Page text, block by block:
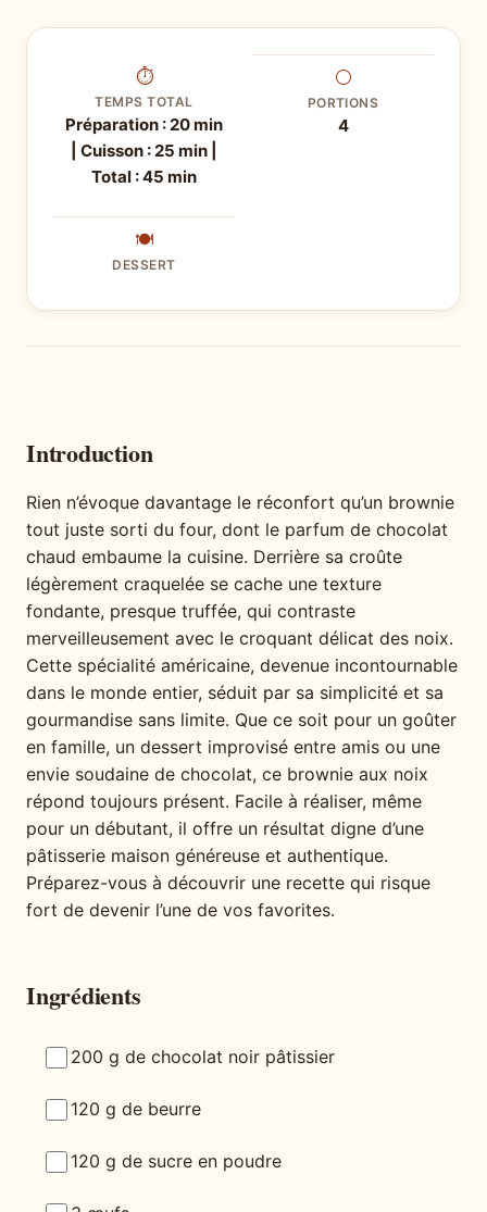
⏱
TEMPS TOTAL
Préparation : 20 min
| Cuisson : 25 min |
Total : 45 min
⚪
PORTIONS
4
🍽
DESSERT
Introduction
Rien n’évoque davantage le réconfort qu’un brownie
tout juste sorti du four, dont le parfum de chocolat
chaud embaume la cuisine. Derrière sa croûte
légèrement craquelée se cache une texture
fondante, presque truffée, qui contraste
merveilleusement avec le croquant délicat des noix.
Cette spécialité américaine, devenue incontournable
dans le monde entier, séduit par sa simplicité et sa
gourmandise sans limite. Que ce soit pour un goûter
en famille, un dessert improvisé entre amis ou une
envie soudaine de chocolat, ce brownie aux noix
répond toujours présent. Facile à réaliser, même
pour un débutant, il offre un résultat digne d’une
pâtisserie maison généreuse et authentique.
Préparez-vous à découvrir une recette qui risque
fort de devenir l’une de vos favorites.
Ingrédients
200 g de chocolat noir pâtissier
120 g de beurre
120 g de sucre en poudre